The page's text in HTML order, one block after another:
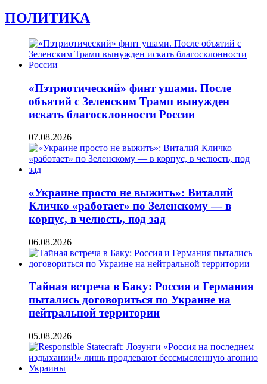
ПОЛИТИКА
«Пэтриотический» финт ушами. После
объятий с Зеленским Трамп вынужден
искать благосклонности России
07.08.2026
«Украине просто не выжить»: Виталий
Кличко «работает» по Зеленскому — в
корпус, в челюсть, под зад
06.08.2026
Тайная встреча в Баку: Россия и Германия
пытались договориться по Украине на
нейтральной территории
05.08.2026